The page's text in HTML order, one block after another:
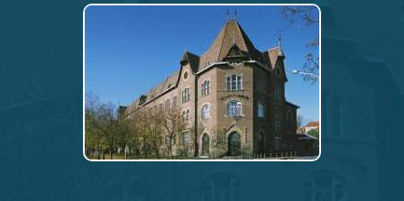
Munkatársaink
Kollégium